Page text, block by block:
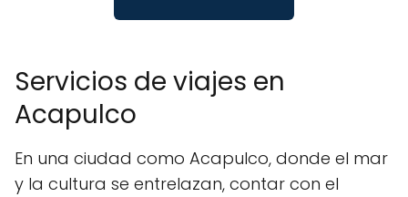
Servicios de viajes en
Acapulco
En una ciudad como Acapulco, donde el mar
y la cultura se entrelazan, contar con el